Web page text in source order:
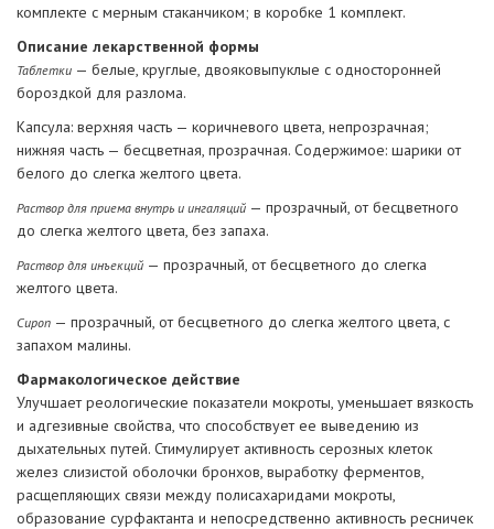
комплекте с мерным стаканчиком; в коробке 1 комплект.
Описание лекарственной формы
Таблетки — белые, круглые, двояковыпуклые с односторонней
бороздкой для разлома.
Капсула: верхняя часть — коричневого цвета, непрозрачная;
нижняя часть — бесцветная, прозрачная. Содержимое: шарики от
белого до слегка желтого цвета.
Раствор для приема внутрь и ингаляций — прозрачный, от бесцветного
до слегка желтого цвета, без запаха.
Раствор для инъекций — прозрачный, от бесцветного до слегка
желтого цвета.
Сироп — прозрачный, от бесцветного до слегка желтого цвета, с
запахом малины.
Фармакологическое действие
Улучшает реологические показатели мокроты, уменьшает вязкость
и адгезивные свойства, что способствует ее выведению из
дыхательных путей. Стимулирует активность серозных клеток
желез слизистой оболочки бронхов, выработку ферментов,
расщепляющих связи между полисахаридами мокроты,
образование сурфактанта и непосредственно активность ресничек